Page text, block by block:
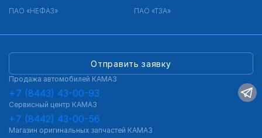
Отправить заявку
Продажа автомобилей КАМАЗ
+7 (8443) 43-00-93
Сервисный центр КАМАЗ
+7 (8442) 43-00-56
Магазин оригинальных запчастей КАМАЗ
ПАО «НЕФАЗ» ПАО «ТЗА»